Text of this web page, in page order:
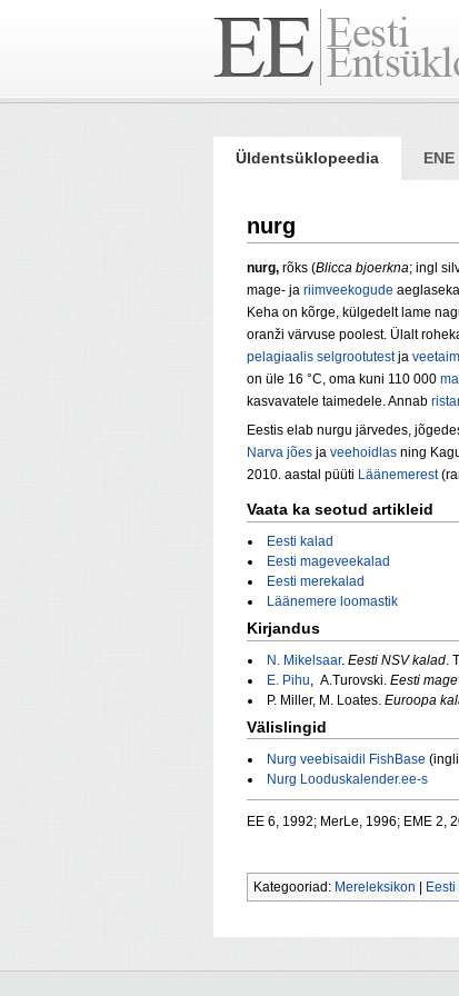
Üldentsüklopeedia ENE
nurg
nurg, rõks (Blicca bjoerkna; ingl
mage- ja riimveekogude
Keha on kõrge, külgedelt lame
oranži värvuse poolest. Ülalt
pelagiaalis selgrootutestja
on üle 16 °C, oma kuni 110 000
kasvavatele taimedele. Annab
Eestis elab nurgu järvedes,
Narva jões ja veehoidlas ning
2010. aastal püüti Läänemerest
Vaata ka seotud artikleid
Eesti kalad
Eesti mageveekalad
Eesti merekalad
Läänemere loomastik
Kirjandus
N. Mikelsaar. Eesti NSV kalad.
E. Pihu, A.Turovski. Eesti
P. Miller, M. Loates. Euroopa
Välislingid
Nurg veebisaidil FishBase
Nurg Looduskalender.ee-s
EE 6, 1992; MerLe, 1996; EME 2,
Kategooriad: Mereleksikon | Eesti